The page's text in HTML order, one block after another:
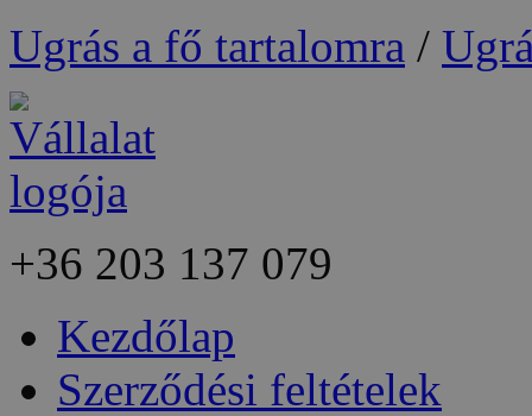
Ugrás a fő tartalomra /
+36 203 137 079
Kezdőlap
Szerződési feltételek